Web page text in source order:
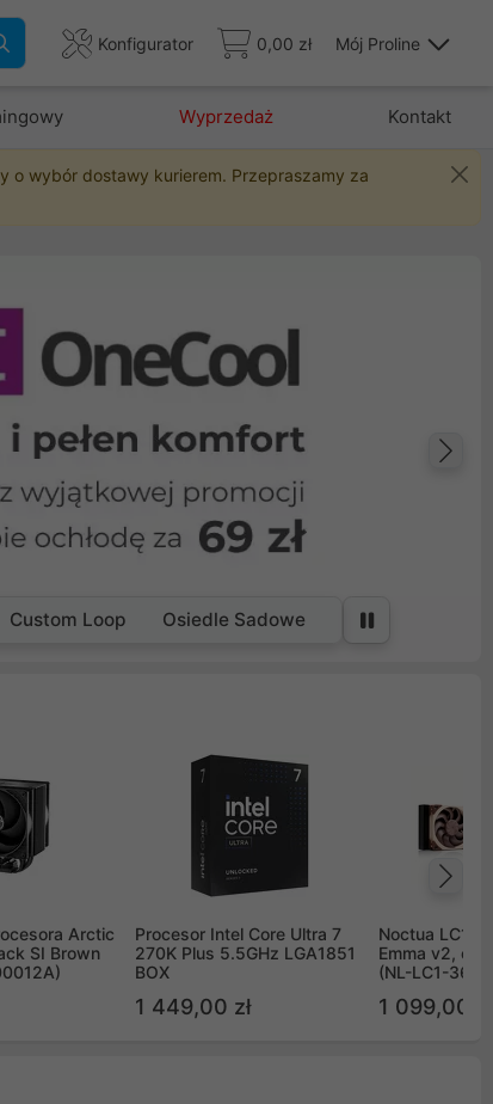
Konfigurator 0,00 zł Mój Proline
Wyprzedaż Kontakt
o wybór dostawy kurierem. Przepraszamy za
Custom Loop Osiedle Sadowe
Arctic
SI Brown
Procesor Intel Core Ultra 7
270K Plus 5.5GHz LGA1851
BOX
1 449,00 zł
Noctua LC1
Emma v2,
(NL-LC1-36)
1 099,00 zł